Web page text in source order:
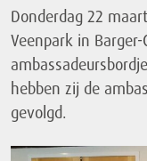
Donderdag 22
Veenpark in
hebben zij de
gevolgd.